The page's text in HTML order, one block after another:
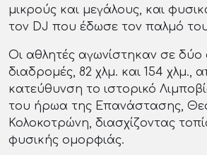
μικρούς και μεγάλους, και
τον DJ που έδωσε τον παλμό
Οι αθλητές αγωνίστηκαν σε δύο
διαδρομές, 82 χλμ. και 154 χλμ.,
κατεύθυνση το ιστορικό
του ήρωα της Επανάστασης,
Κολοκοτρώνη, διασχίζοντας
φυσικής ομορφιάς.